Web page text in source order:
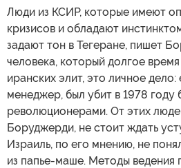
Люди из КСИР, которые имеют
кризисов и обладают
задают тон в Тегеране, пишет
человека, который долгое
иранских элит, это личное
менеджер, был убит в 1978 году
революционерами. От этих
Боруджерди, не стоит ждать
Израиль, по его мнению, не
из папье-маше. Методы ведения